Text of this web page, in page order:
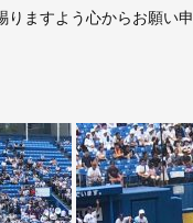
ますよう心からお願い